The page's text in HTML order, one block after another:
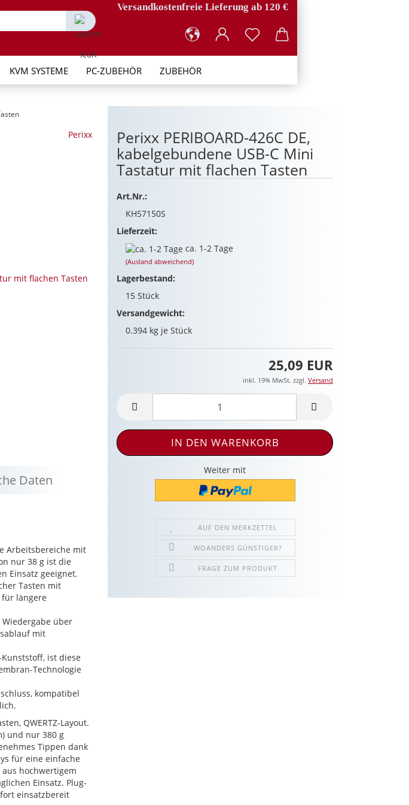
Suche...
Versandkostenfreie Lieferung ab 120 €
KVM SYSTEME PC-ZUBEHÖR ZUBEHÖR
Perixx Perixx PERIBOARD-426C DE,
kabelgebundene USB-C Mini
Tastatur mit flachen Tasten
Art.Nr.:
KH57150S
Lieferzeit:
ca. 1-2 Tage
(Ausland abweichend)
Lagerbestand:
15Stück
Versandgewicht:
0.394 kg je Stück
25,09 EUR
inkl. 19% MwSt. zzgl. Versand
Weiter mit
AUF DEN MERKZETTEL
WOANDERS GÜNSTIGER?
FRAGE ZUM PRODUKT
Daten
Arbeitsbereiche mit
nur 38 g ist die
Einsatz geeignet.
Tasten mit
längere
über
mit
ist diese
Technologie
kompatibel
QWERTZ-Layout.
und nur 380 g
Tippen dank
für eine einfache
hochwertigem
Einsatz. Plug-
einsatzbereit